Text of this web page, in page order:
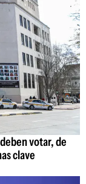
votar, de
clave